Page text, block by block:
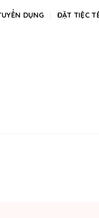
DỤNG ĐẶT TIỆC